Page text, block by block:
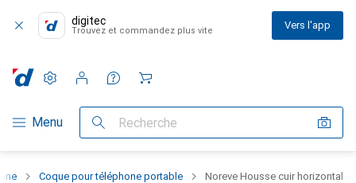
digitec
Trouvez et commandez plus vite Vers l'app
Navigation par catégorie
Menu Recherche
Paramètres
Compte client
Listes de comparaison
Listes d'envies
Panier
Coque pour téléphone portable Noreve Housse cuir horizontal